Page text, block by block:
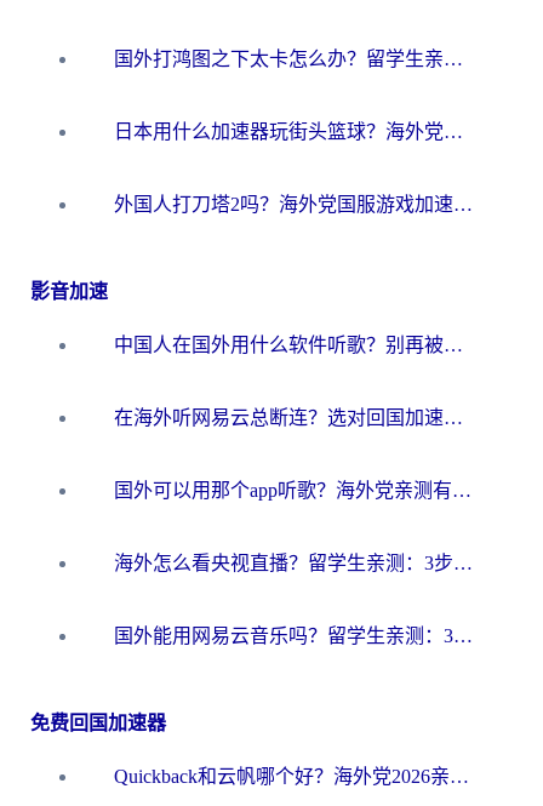
国外打鸿图之下太卡怎么办？留学生亲测有效的国服游戏加速方案
日本用什么加速器玩街头篮球？海外党国服游戏不卡顿的终极攻略
外国人打刀塔2吗？海外党国服游戏加速避坑全攻略
影音加速
中国人在国外用什么软件听歌？别再被地域限制卡脖子，这篇教你轻松解锁国内音乐库
在海外听网易云总断连？选对回国加速器，告别地区限制和卡顿
国外可以用那个app听歌？海外党亲测有效的回国加速方案，轻松听国内音乐听书
海外怎么看央视直播？留学生亲测：3步解决版权限制+追剧自由
国外能用网易云音乐吗？留学生亲测：3步解决海外听歌难题
免费回国加速器
Quickback和云帆哪个好？海外党2026亲测指南：选对加速器大陆工具，无缝刷国内剧玩国服